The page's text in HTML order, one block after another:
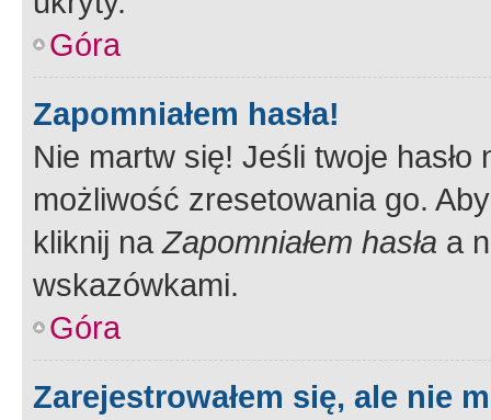
Góra
Zapomniałem hasła!
Nie martw się! Jeśli twoje
możliwość zresetowania go.
kliknij naZapomniałem hasła a
wskazówkami.
Góra
Zarejestrowałem się, ale nie